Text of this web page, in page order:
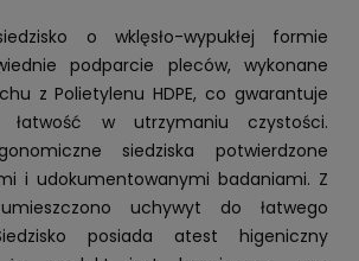
o wklęsło-wypukłej formie
podparcie pleców, wykonane
z Polietylenu HDPE, co gwarantuje
łatwość w utrzymaniu czystości.
siedziska potwierdzone
i udokumentowanymi badaniami. Z
uchywyt do łatwego
posiada atest higeniczny